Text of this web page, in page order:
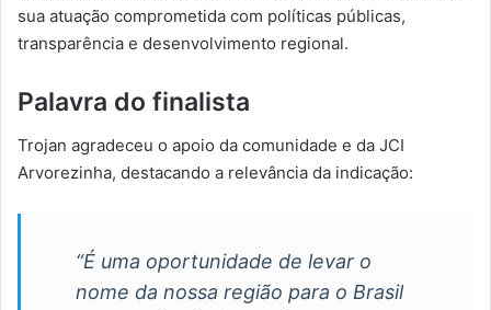
sua atuação comprometida com políticas públicas,
transparência e desenvolvimento regional.
Palavra do finalista
Trojan agradeceu o apoio da comunidade e da JCI
Arvorezinha, destacando a relevância da indicação:
“É uma oportunidade de levar o
nome da nossa região para o Brasil